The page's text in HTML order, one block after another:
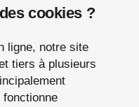
cookies ?
ligne, notre site
tiers à plusieurs